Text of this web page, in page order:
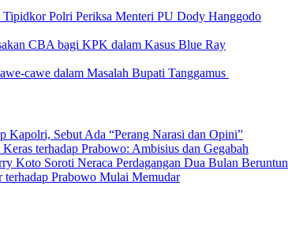
Polri Periksa Menteri PU Dody Hanggodo
CBA bagi KPK dalam Kasus Blue Ray
cawe dalam Masalah Bupati Tanggamus
Kapolri, Sebut Ada “Perang Narasi dan Opini”
terhadap Prabowo: Ambisius dan Gegabah
Koto Soroti Neraca Perdagangan Dua Bulan Beruntun
terhadap Prabowo Mulai Memudar